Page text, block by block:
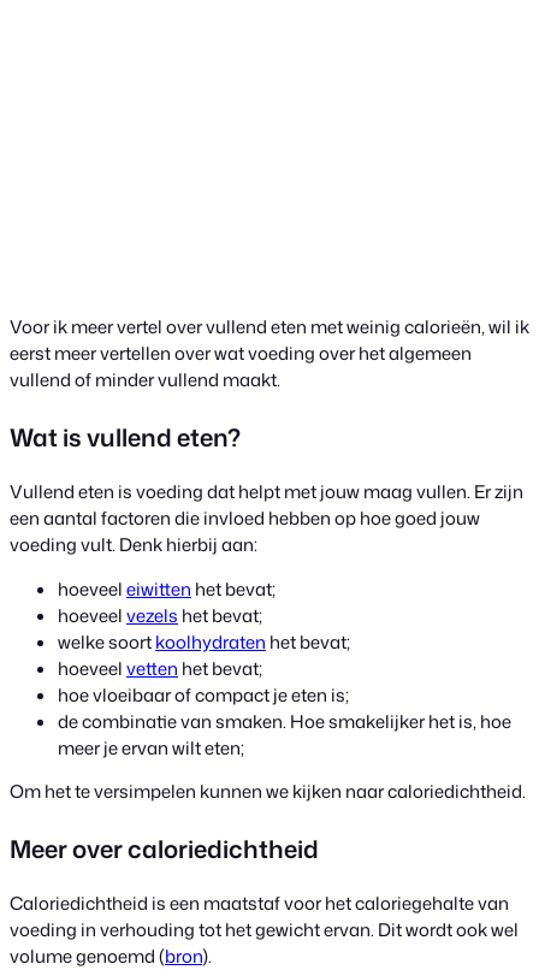
Voor ik meer vertel over vullend eten met weinig calorieën, wil ik
eerst meer vertellen over wat voeding over het algemeen
vullend of minder vullend maakt.
Wat is vullend eten?
Vullend eten is voeding dat helpt met jouw maag vullen. Er zijn
een aantal factoren die invloed hebben op hoe goed jouw
voeding vult. Denk hierbij aan:
hoeveeleiwitten het bevat;
hoeveelvezels het bevat;
welke soortkoolhydraten het bevat;
hoeveelvetten het bevat;
hoe vloeibaar of compact je eten is;
de combinatie van smaken. Hoe smakelijker het is, hoe
meer je ervan wilt eten;
Om het te versimpelen kunnen we kijken naar caloriedichtheid.
Meer over caloriedichtheid
Caloriedichtheid is een maatstaf voor het caloriegehalte van
voeding in verhouding tot het gewicht ervan. Dit wordt ook wel
volume genoemd (bron).